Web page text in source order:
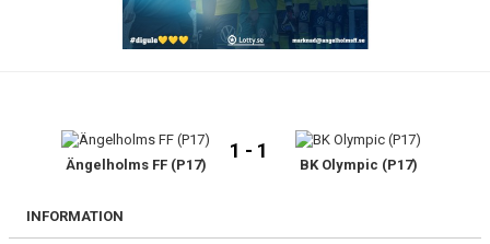
DOKUMENT
KONTAKT
Ängelholms FF (P17)
1 - 1
BK Olympic (P17)
INFORMATION